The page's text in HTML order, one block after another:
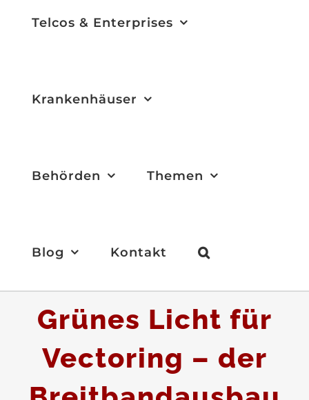
Telcos & Enterprises
Krankenhäuser
Behörden Themen
Blog Kontakt
Grünes Licht für
Vectoring – der